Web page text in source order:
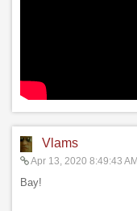
Vlams
Apr 13, 2020 8:49:43 AM
Вау!